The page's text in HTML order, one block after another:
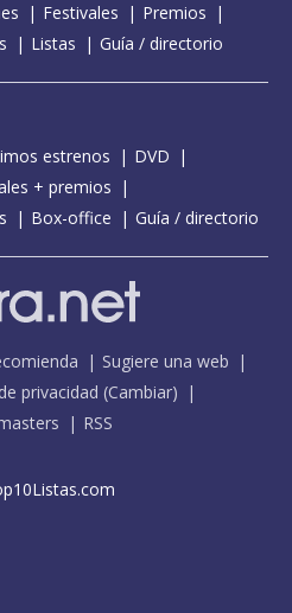
Festivales
Premios
Listas Guía / directorio
estrenos
DVD
+ premios
Box-office Guía / directorio
Sugiere una web
privacidad (Cambiar)
RSS